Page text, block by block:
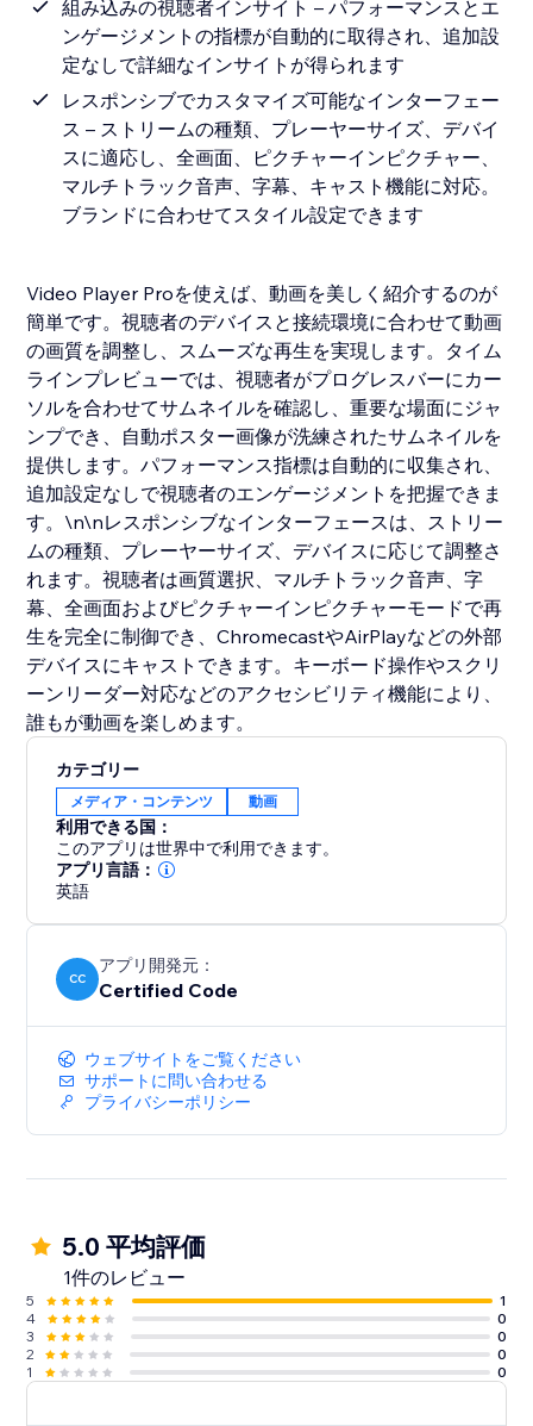
組み込みの視聴者インサイト – パフォーマンスとエ
ンゲージメントの指標が自動的に取得され、追加設
定なしで詳細なインサイトが得られます
レスポンシブでカスタマイズ可能なインターフェー
ス – ストリームの種類、プレーヤーサイズ、デバイ
スに適応し、全画面、ピクチャーインピクチャー、
マルチトラック音声、字幕、キャスト機能に対応。
ブランドに合わせてスタイル設定できます
Video Player Proを使えば、動画を美しく紹介するのが
簡単です。視聴者のデバイスと接続環境に合わせて動画
の画質を調整し、スムーズな再生を実現します。タイム
ラインプレビューでは、視聴者がプログレスバーにカー
ソルを合わせてサムネイルを確認し、重要な場面にジャ
ンプでき、自動ポスター画像が洗練されたサムネイルを
提供します。パフォーマンス指標は自動的に収集され、
追加設定なしで視聴者のエンゲージメントを把握できま
す。\n\nレスポンシブなインターフェースは、ストリー
ムの種類、プレーヤーサイズ、デバイスに応じて調整さ
れます。視聴者は画質選択、マルチトラック音声、字
幕、全画面およびピクチャーインピクチャーモードで再
生を完全に制御でき、ChromecastやAirPlayなどの外部
デバイスにキャストできます。キーボード操作やスクリ
ーンリーダー対応などのアクセシビリティ機能により、
誰もが動画を楽しめます。
カテゴリー
メディア・コンテンツ 動画
利用できる国：
このアプリは世界中で利用できます。
アプリ言語：
英語
CC
アプリ開発元：
Certified Code
ウェブサイトをご覧ください
サポートに問い合わせる
プライバシーポリシー
5.0 平均評価
1件のレビュー
5
1
4
0
3
0
2
0
1
0